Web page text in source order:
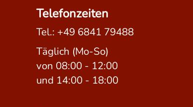
Telefonzeiten
Tel.: +49 6841 79488
Täglich (Mo-So)
von 08:00 - 12:00
und 14:00 - 18:00